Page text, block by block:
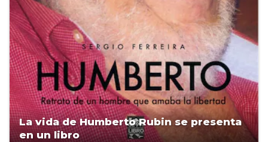
La vida de Humberto Rubin se presenta
en un libro